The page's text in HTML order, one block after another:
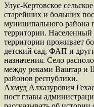
Улус-Кертовское
старейших и больших
муниципального района
территории. Населенный
территории проживает
детский сад, ФАП и
назначения. Село
между реками Ваштар и
районов республики.
Ахмуд Алхазурович
пост главы